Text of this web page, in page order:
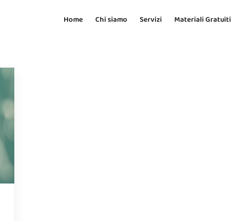
Home Chi siamo Servizi Materiali Gratuiti